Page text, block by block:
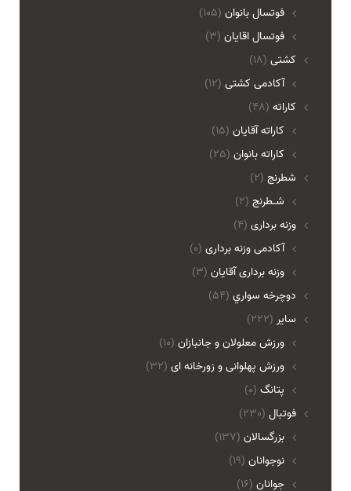
فوتسال بانوان (105)
فوتسال اقايان (3)
(18) کشتی
آکادمی کشتی (12)
(48) کاراته
کاراته آقایان (15)
کاراته بانوان (25)
(2) شطرنج
شـطرنج (2)
(4) وزنه برداری
آکادمی وزنه برداری (0)
وزنه برداری آقایان (3)
(54) دوچرخه سواري
(222) ساير
ورزش معلولان و جانبازان (10)
ورزش پهلوانی و زورخانه ای (32)
پتانگ (0)
(230) فوتبال
بزرگسالان (137)
نوجوانان (19)
جوانان (16)